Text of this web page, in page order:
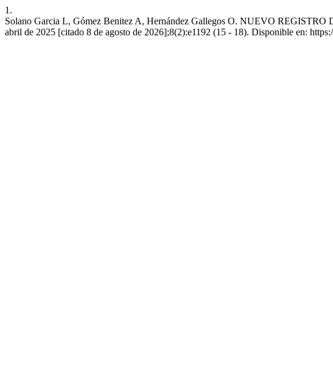
1.
Solano Garcia L, Gómez Benitez A, Hernández Gallegos O. NUEVO
abril de 2025 [citado 8 de agosto de 2026];8(2):e1192 (15 - 18). Disponible en: